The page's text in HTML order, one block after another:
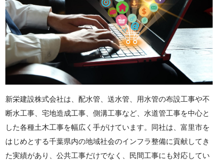
新栄建設株式会社は、配水管、送水管、用水管の布設工事や不
断水工事、宅地造成工事、側溝工事など、水道管工事を中心と
した各種土木工事を幅広く手がけています。同社は、富里市を
はじめとする千葉県内の地域社会のインフラ整備に貢献してき
た実績があり、公共工事だけでなく、民間工事にも対応してい